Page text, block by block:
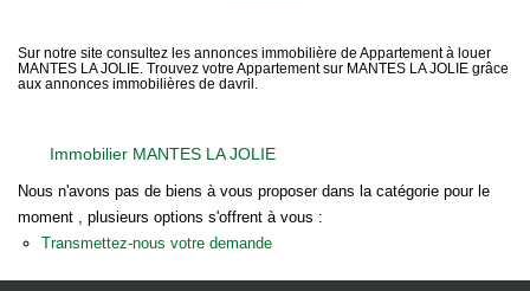
NOTRE AGENCE
Notre Équipe
Nos Actualités
EXTRANET
Sur notre site consultez les annonces immobilière de Appartement à louer
MANTES LA JOLIE. Trouvez votre Appartement sur MANTES LA JOLIE grâce
aux annonces immobilières de davril.
Immobilier MANTES LA JOLIE
Nous n'avons pas de biens à vous proposer dans la catégorie pour le
moment , plusieurs options s'offrent à vous :
Transmettez-nous votre demande